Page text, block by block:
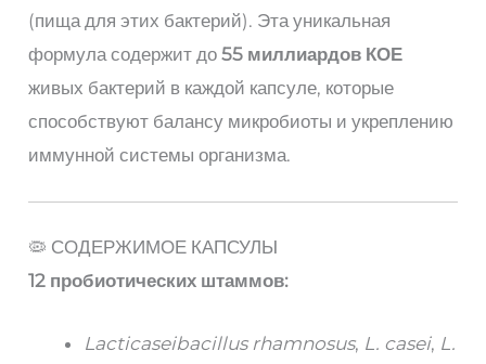
(пища для этих бактерий). Эта уникальная
формула содержит до55 миллиардов КОЕ
живых бактерий в каждой капсуле, которые
способствуют балансу микробиоты и укреплению
иммунной системы организма.
🦠 СОДЕРЖИМОЕ КАПСУЛЫ
12 пробиотических штаммов:
Lacticaseibacillus rhamnosus, L. casei, L.